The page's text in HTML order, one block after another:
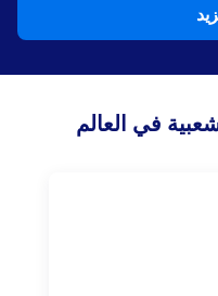
في العالم